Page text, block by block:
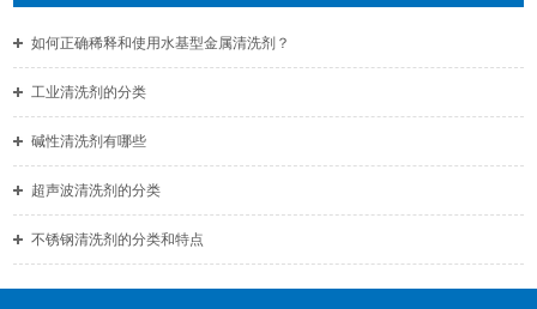
如何正确稀释和使用水基型金属清洗剂？
工业清洗剂的分类
碱性清洗剂有哪些
超声波清洗剂的分类
不锈钢清洗剂的分类和特点